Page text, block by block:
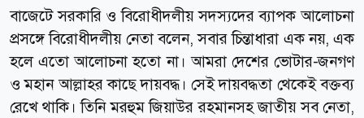
বাজেটে সরকারি ও বিরোধীদলীয় সদস্যদের ব্যাপক আলোচনা
প্রসঙ্গে বিরোধীদলীয় নেতা বলেন, সবার চিন্তাধারা এক নয়, এক
হলে এতো আলোচনা হতো না। আমরা দেশের ভোটার-জনগণ
ও মহান আল্লাহর কাছে দায়বদ্ধ। সেই দায়বদ্ধতা থেকেই বক্তব্য
রেখে থাকি। তিনি মরহুম জিয়াউর রহমানসহ জাতীয় সব নেতা,